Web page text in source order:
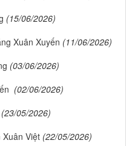
(15/06/2026)
Xuân Xuyến (11/06/2026)
(03/06/2026)
(02/06/2026)
(23/05/2026)
Việt (22/05/2026)